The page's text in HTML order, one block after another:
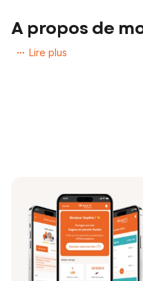
A propos de
Bonjour,
Conseillère Indépendante en
EI - Agent commercial - 840
Lire plus